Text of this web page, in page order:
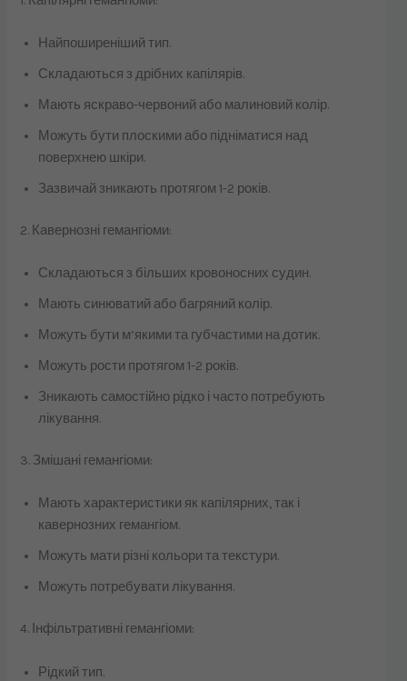
Найпоширеніший тип.
Складаються з дрібних капілярів.
Мають яскраво-червоний або малиновий колір.
Можуть бути плоскими або підніматися над
поверхнею шкіри.
Зазвичай зникають протягом 1-2 років.
2. Кавернозні гемангіоми:
Складаються з більших кровоносних судин.
Мають синюватий або багряний колір.
Можуть бути м’якими та губчастими на дотик.
Можуть рости протягом 1-2 років.
Зникають самостійно рідко і часто потребують
лікування.
3. Змішані гемангіоми:
Мають характеристики як капілярних, так і
кавернозних гемангіом.
Можуть мати різні кольори та текстури.
Можуть потребувати лікування.
4. Інфільтративні гемангіоми:
Рідкий тип.